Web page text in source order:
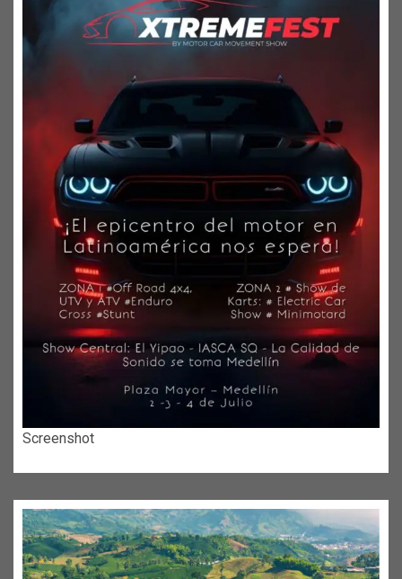
Screenshot